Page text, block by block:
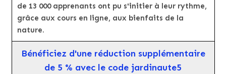
de 13 000 apprenants ont pu s'initier à leur rythme,
grâce aux cours en ligne, aux bienfaits de la
nature.
Bénéficiez d'une réduction supplémentaire
de 5 % avec le code jardinaute5